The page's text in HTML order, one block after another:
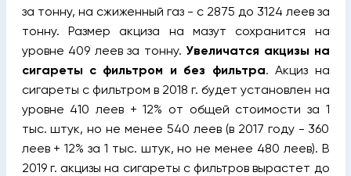
за тонну, на сжиженный газ - с 2875 до 3124 леев за
тонну. Размер акциза на мазут сохранится на
уровне 409 леев за тонну. Увеличатся акцизы на
сигареты с фильтром и без фильтра. Акциз на
сигареты с фильтром в 2018 г. будет установлен на
уровне 410 леев + 12% от общей стоимости за 1
тыс. штук, но не менее 540 леев (в 2017 году - 360
леев + 12% за 1 тыс. штук, но не менее 480 леев). В
2019 г. акцизы на сигареты с фильтров вырастет до